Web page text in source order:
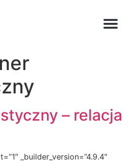
– relacja
_builder_version=”4.9.4″